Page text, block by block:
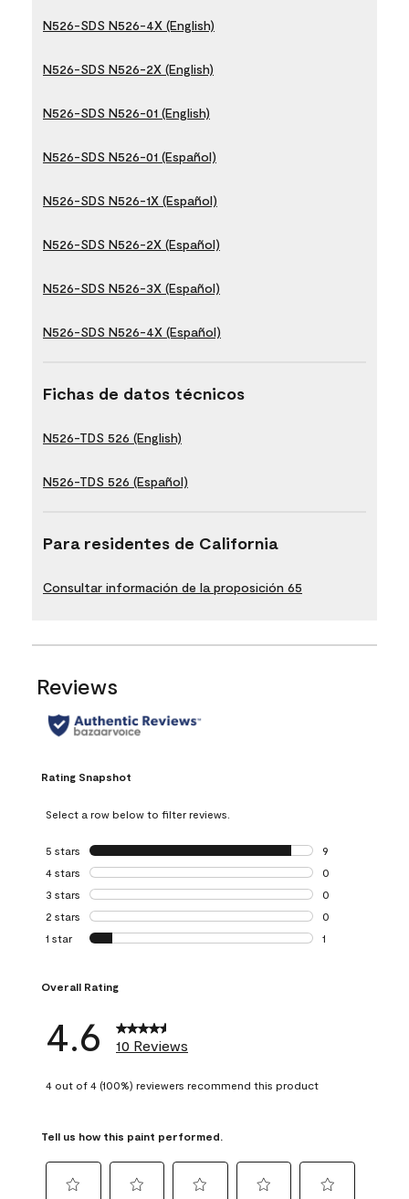
N526-SDS N526-4X (English)
N526-SDS N526-2X (English)
N526-SDS N526-01 (English)
N526-SDS N526-01 (Español)
N526-SDS N526-1X (Español)
N526-SDS N526-2X (Español)
N526-SDS N526-3X (Español)
N526-SDS N526-4X (Español)
Fichas de datos técnicos
N526-TDS 526 (English)
N526-TDS 526 (Español)
Para residentes de California
Consultar información de la proposición 65
Reviews
Rating Snapshot
Select a row below to filter reviews.
5 stars stars
9
9 reviews with 5
4 stars stars
0
0 reviews with 4
3 stars stars
0
0 reviews with 3
2 stars stars
0
0 reviews with 2
1 star stars
1
Overall Rating
4.6 10 Reviews
4 out of 4 (100%) reviewers recommend this product
Tell us how this paint performed.